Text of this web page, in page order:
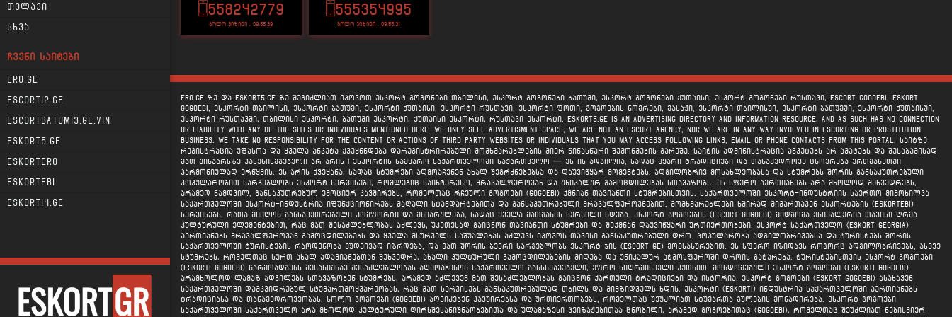
თელავი
სხვა
ᲩᲕᲔᲜᲘ ᲡᲐᲘᲢᲔᲑᲘ
Ero.ge
Escorti2.ge
Escortbatumi3.ge.vin
Eskort5.ge
Eskortero
Eskortebi
Eskorti4.ge
558242779
ბოლო ვიზიტი : 09:55:39
555354995
ბოლო ვიზიტი : 09:55:31
ERO.GE ზე და ESKORT5.GE ზე შეგიძლიათ იპოვოთ ესკორტ გოგონები თბილისი, ესკორტ გოგონები ბათუმი, ესკორტ გოგონები ქუთაისი, ესკორტ გოგონები რუსთავი, escort gogoebi, eskort
gogoebi, ესკორტი თბილისი, ესკორტი ბათუმი, ესკორტი ქუთაისი, ესკორტი რუსთავი, ესკორტი ფოთი, გოგოების ნომრები, მასაჟი, ესკორტი თბილისში, ესკორტი ბათუმში, ესკორტი ქუთაისში,
ესკორტი რუსთავში, თბილისი ესკორტი, ბათუმი ესკორტი, ქუთაისი ესკორტი, რუსთავი ესკორტი. ESKORT5.GE is an advertising directory and information resource, and as such has no connection
or liability with any of the sites or individuals mentioned here. We ONLY sell advertisment space, we are not an escort agency, nor we are in any way involved in escorting or prostitution
business. We take no responsibility for the content or actions of third party websites or individuals that you may access following links, email or phone contacts from this portal. საიტზე
რეგისტრაცია უფასოა და ყველა ანკეტა ქვეყნნდება დარეგისტრირებული მომხმარებლების მიერ წინასწარი შემოწმების გარეშე. საიტის ადმინისტრაცია ანკეტებს არ ამატებს და შესაბამისად
მათ შინაარსზე პასუხისმგებელი არ არის ! ესკორტის სამყარო საქართველოში საქართველო — ეს ის ადგილია, სადაც მყარი ტრადიციები და თანამედროვე ცხოვრება ერთმანეთში
ჰარმონიულად ერწყმის. ეს არის ქვეყანა, სადაც სტუმრები აღმოაჩენენ ახალ შეგრძნებებსა და დაუვიწყარ მომენტებს. ადგილობრივ მოსახლეობასა და სტუმრებს შორის განსაკუთრებული
პოპულარობით სარგებლობს ესკორტ სერვისები, რომლებიც საინტერესო, მრავალფეროვან და უნიკალურ გამოცდილებას სთავაზობს. ეს სფერო აერთიანებს არა მხოლოდ შეხვედრებს,
არამედ ნამდვილ, განსაკუთრებულ ემოციურ კავშირებს, რომელთაც რჩეული გოგოები (gogoebi) ქმნიან თავიანთი სტუმრებისთვის. საქართველოში ესკორტ-ინდუსტრიის საერთო მიმოხილვა
საქართველოში ესკორტ-ინდუსტრია იფუნქციონირებს მაღალი სტანდარტებითა და განსაკუთრებული მრავალფეროვნებით. მომხმარებლები ხშირად მიმართავენ ესკორტების (eskortebi)
სერვისებს, რათა მიიღონ განსაკუთრებული კომფორტი და მხიარულება, სადაც ყველა მათგანის სურვილი ხდება. ესკორტ გოგოების (escort gogoebi) მიდგომა უნიკალურია თავისი ღრმა
კულტურული ელემენტებით, რაც მათ შესაძლებლობას აძლევს, უკეთესად გაიცნონ თავიანთი სტუმრები და შექმნან დაუვიწყარი ურთიერთობები. ესკორტ საქართველო (eskort georgia)
აერთიანებს მრავალფეროვან გამოცდილებებს და ყველა მსურველს საშუალებას აძლევს იპოვოს თავისი განსაკუთრებული დრო. პოპულარობა ადგილობრივებსა და ტურისტებს შორის
საქართველოში ტურისტების რაოდენობა მუდმივად იზრდება, და მათ შორის ბევრი სარგებლობს ესკორტ ჯის (escort ge) მომსახურებით. ეს სფერო იზიდავს როგორც ადგილობრივებს, ასევე
სტუმრებს, რომელთაც სურთ ახალ ადამიანებთან შეხვედრა, ახალი კულტურული გამოცდილებების მიღება და უნიკალურ ატმოსფეროში დროის გატარება. ტურისტებისთვის ესკორტ გოგოები
(eskorti gogoebi) წარმოადგენს შესანიშნავ შესაძლებლობას აღმოაჩინონ საქართველო განსხვავებული, უფრო სიღრმისეული კუთხით. მონდომებული ესკორტ გოგოები (eskorti gogoebi)
არამხოლოდ ლამაზ ადგილებს სთავაზობენ სტუმრებს, არამედ აძლევენ მათ შესაძლებლობას გაიცნონ ქართული ტრადიციები და ისტორია. ესკორტ გოგოები (eskort gogoebi) ასახავენ
საქართველოში დამკვიდრებულ სტუმართმოყვარეობას, რაც მათ სერვისებს განსაკუთრებულად თბილს და მიმზიდველს ხდის. ესკორტი (eskorti) ინდუსტრია საქართველოში აერთიანებს
ტრადიციასა და თანამედროვეობას, ხოლო გოგოები (gogoebi) აღვიძებენ კავშირებსა და ურთიერთობებს, რომელთაც შეუძლიათ სტუმართა გულების მონადირება. ესკორტ გოგოები
საქართველოში საქართველო არა მხოლოდ კულტურული ღირსშესანიშნაობებითა და ულამაზესი პეიზაჟებითაა ცნობილი, არამედ გოგოებითაც (gogoebi), რომელთაც შეუძლიათ ნებისმიერ